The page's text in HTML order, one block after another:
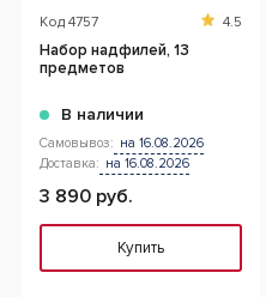
Код 4757 4.5
Набор надфилей, 13
предметов
В наличии
Самовывоз: на 16.08.2026
Доставка: на 16.08.2026
3 890 руб.
Купить